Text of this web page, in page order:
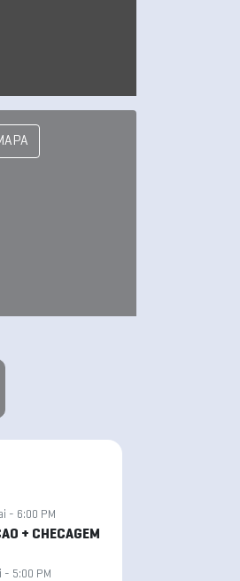
- 6:00 PM
+ CHECAGEM
- 5:00 PM